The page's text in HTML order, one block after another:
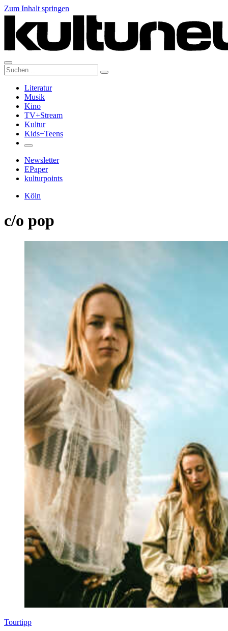
Zum Inhalt springen
Suche:
Literatur
Musik
Kino
TV+Stream
Kultur
Kids+Teens
Newsletter
EPaper
kulturpoints
Köln
c/o pop
Tourtipp